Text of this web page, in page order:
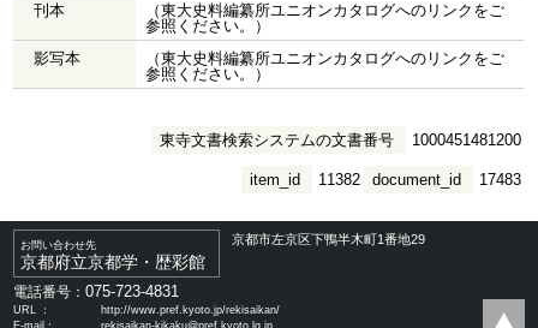
刊本
（東大史料編纂所ユニオンカタログへのリンクをご
参照ください。）
影写本
（東大史料編纂所ユニオンカタログへのリンクをご
参照ください。）
東寺文書検索システムの文書番号 1000451481200
document_id 17483
item_id 11382
お問い合わせ先
京都府立京都学・歴彩館
京都市左京区下鴨半木町1番地29
電話番号：075-723-4831
URL ：
http://www.pref.kyoto.jp/rekisaikan/
E-mail：
rekisaikan-kikaku@pref.kyoto.lg.jp